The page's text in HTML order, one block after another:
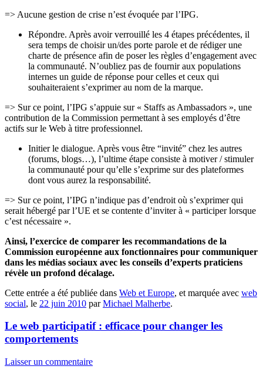
=> Aucune gestion de crise n’est évoquée par l’IPG.
Répondre. Après avoir verrouillé les 4 étapes précédentes, il
sera temps de choisir un/des porte parole et de rédiger une
charte de présence afin de poser les règles d’engagement avec
la communauté. N’oubliez pas de fournir aux populations
internes un guide de réponse pour celles et ceux qui
souhaiteraient s’exprimer au nom de la marque.
=> Sur ce point, l’IPG s’appuie sur « Staffs as Ambassadors », une
contribution de la Commission permettant à ses employés d’être
actifs sur le Web à titre professionnel.
Initier le dialogue. Après vous être “invité” chez les autres
(forums, blogs…), l’ultime étape consiste à motiver / stimuler
la communauté pour qu’elle s’exprime sur des plateformes
dont vous aurez la responsabilité.
=> Sur ce point, l’IPG n’indique pas d’endroit où s’exprimer qui
serait hébergé par l’UE et se contente d’inviter à « participer lorsque
c’est nécessaire ».
Ainsi, l’exercice de comparer les recommandations de la
Commission européenne aux fonctionnaires pour communiquer
dans les médias sociaux avec les conseils d’experts praticiens
révèle un profond décalage.
Cette entrée a été publiée dans Web et Europe, et marquée avec web
social, le 22 juin 2010 parMichael Malherbe.
Le web participatif : efficace pour changer les
comportements
Laisser un commentaire